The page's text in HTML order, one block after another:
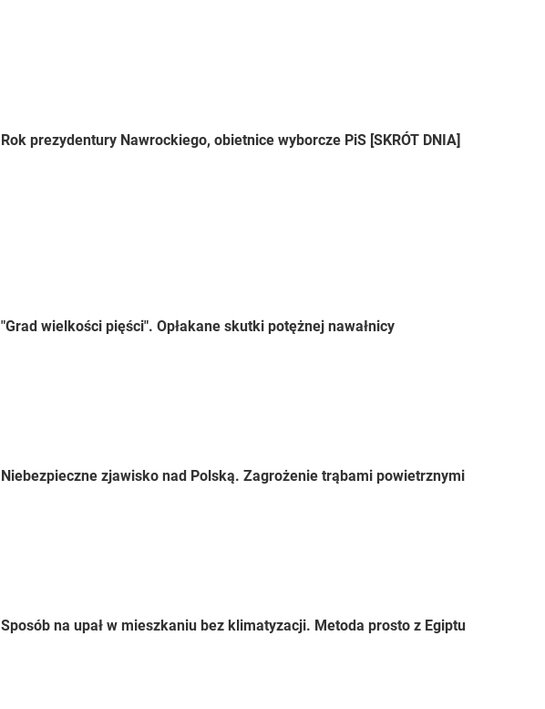
Rok prezydentury Nawrockiego, obietnice wyborcze PiS [SKRÓT DNIA]
"Grad wielkości pięści". Opłakane skutki potężnej nawałnicy
Niebezpieczne zjawisko nad Polską. Zagrożenie trąbami powietrznymi
Sposób na upał w mieszkaniu bez klimatyzacji. Metoda prosto z Egiptu